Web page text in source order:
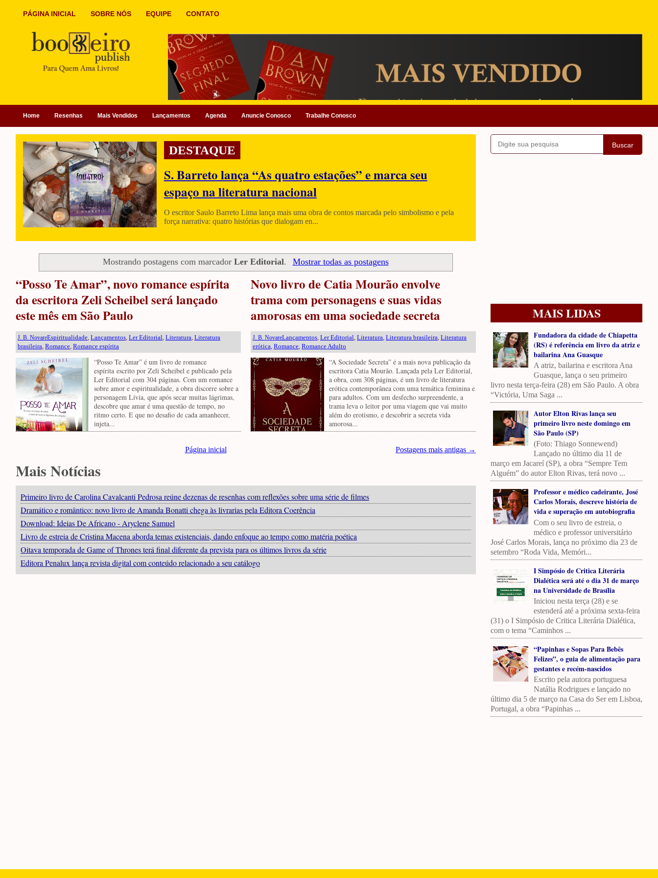
PÁGINA INICIAL SOBRE NÓS EQUIPE CONTATO
Home Resenhas Mais Vendidos Lançamentos Agenda Anuncie Conosco Trabalhe Conosco
DESTAQUE
S. Barreto lança “As quatro estações” e marca seu
espaço na literatura nacional
O escritor Saulo Barreto Lima lança mais uma obra de contos marcada pelo simbolismo e pela
força narrativa: quatro histórias que dialogam en...
Mostrando postagens com marcadorLer Editorial. Mostrar todas as postagens
“Posso Te Amar”, novo romance espírita
da escritora Zeli Scheibel será lançado
este mês em São Paulo
J. B. NovareEspiritualidade Lançamentos Ler Editorial Literatura Literatura
brasileira Romance Romance espírita
“Posso Te Amar” é um livro de romance
espírita escrito por Zeli Scheibel e publicado pela
Ler Editorial com 304 páginas. Com um romance
sobre amor e espiritualidade, a obra discorre sobre a
personagem Lívia, que após secar muitas lágrimas,
descobre que amar é uma questão de tempo, no
ritmo certo. E que no desafio de cada amanhecer,
injeta...
Novo livro de Catia Mourão envolve
trama com personagens e suas vidas
amorosas em uma sociedade secreta
J. B. NovareLançamentos Ler Editorial Literatura Literatura brasileira Literatura
erótica Romance Romance Adulto
“A Sociedade Secreta” é a mais nova publicação da
escritora Catia Mourão. Lançada pela Ler Editorial,
a obra, com 308 páginas, é um livro de literatura
erótica contemporânea com uma temática feminina e
para adultos. Com um desfecho surpreendente, a
trama leva o leitor por uma viagem que vai muito
além do erotismo, e descobrir a secreta vida
amorosa...
Postagens mais antigas →
Página inicial
Mais Notícias
Primeiro livro de Carolina Cavalcanti Pedrosa reúne dezenas de resenhas com reflexões sobre uma série de filmes
Dramático e romântico: novo livro de Amanda Bonatti chega às livrarias pela Editora Coerência
Download: Ideias De Africano - Aryclene Samuel
Livro de estreia de Cristina Macena aborda temas existenciais, dando enfoque ao tempo como matéria poética
Oitava temporada de Game of Thrones terá final diferente da prevista para os últimos livros da série
Editora Penalux lança revista digital com conteúdo relacionado a seu catálogo
Buscar
MAIS LIDAS
Fundadora da cidade de Chiapetta
(RS) é referência em livro da atriz e
bailarina Ana Guasque
A atriz, bailarina e escritora Ana
Guasque, lança o seu primeiro
livro nesta terça-feira (28) em São Paulo. A obra
“Victória, Uma Saga ...
Autor Elton Rivas lança seu
primeiro livro neste domingo em
São Paulo (SP)
(Foto: Thiago Sonnewend)
Lançado no último dia 11 de
março em Jacareí (SP), a obra “Sempre Tem
Alguém” do autor Elton Rivas, terá novo ...
Professor e médico cadeirante, José
Carlos Morais, descreve história de
vida e superação em autobiografia
Com o seu livro de estreia, o
médico e professor universitário
José Carlos Morais, lança no próximo dia 23 de
setembro “Roda Vida, Memóri...
I Simpósio de Critica Literária
Dialética será até o dia 31 de março
na Universidade de Brasília
Iniciou nesta terça (28) e se
estenderá até a próxima sexta-feira
(31) o I Simpósio de Critica Literária Dialética,
com o tema “Caminhos ...
“Papinhas e Sopas Para Bebês
Felizes”, o guia de alimentação para
gestantes e recém-nascidos
Escrito pela autora portuguesa
Natália Rodrigues e lançado no
último dia 5 de março na Casa do Ser em Lisboa,
Portugal, a obra “Papinhas ...